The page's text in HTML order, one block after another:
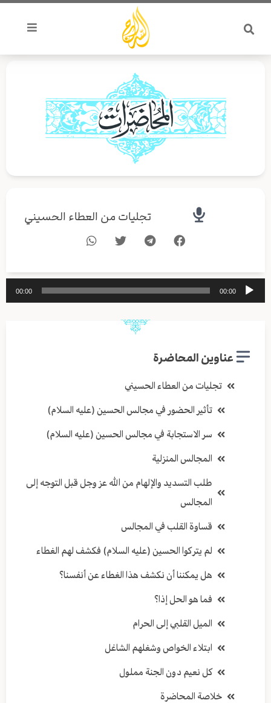
تخطي
المحتوى
تجليات من العطاء الحسيني
مشغل
الصوت
00:00
00:00
عناوين المحاضرة
تجليات من العطاء الحسيني
تأثير الحضور في مجالس الحسين (عليه السلام)
سر الاستجابة في مجالس الحسين (عليه السلام)
المجالس المنزلية
طلب التسديد والإلهام من الله عز وجل قبل التوجه إلى
المجالس
قساوة القلب في المجالس
لم يتركوا الحسين (عليه السلام) فكشف لهم الغطاء
هل يمكننا أن نكشف هذا الغطاء عن أنفسنا؟
فما هو الحل إذا؟
الميل القلبي إلى الحرام
ابتلاء الخواص وشغلهم الشاغل
كل نعيم دون الجنة مملول
خلاصة المحاضرة